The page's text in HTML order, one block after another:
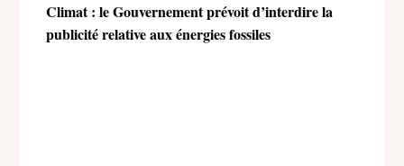
Climat : le Gouvernement prévoit d’interdire la
publicité relative aux énergies fossiles